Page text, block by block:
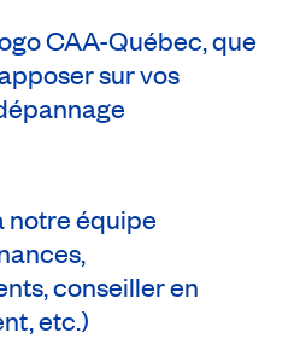
CAA-Québec, que
sur vos
notre équipe
conseiller en
etc.)